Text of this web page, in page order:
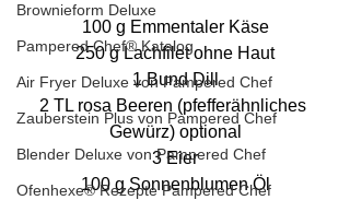
Brownieform Deluxe
Pampered Chef® Katalog
Air Fryer Deluxe von Pampered Chef
Zauberstein Plus von Pampered Chef
Blender Deluxe von Pampered Chef
Ofenhexe® Rezepte Pampered Chef
100 g Emmentaler Käse
250 g Lachfilet ohne Haut
1 Bund Dill
2 TL rosa Beeren (pfefferähnliches
Gewürz) optional
3 Eier
100 g Sonnenblumen Öl